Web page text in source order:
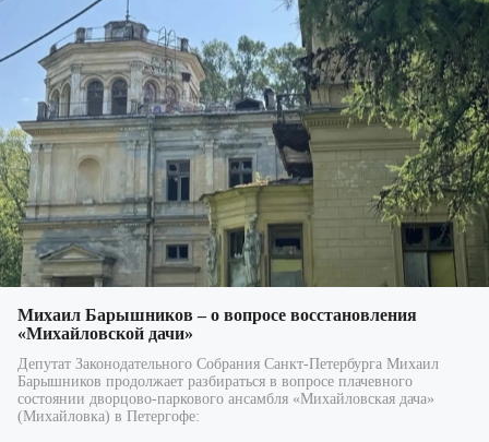
Михаил Барышников – о вопросе восстановления
«Михайловской дачи»
Депутат Законодательного Собрания Санкт-Петербурга Михаил
Барышников продолжает разбираться в вопросе плачевного
состоянии дворцово-паркового ансамбля «Михайловская дача»
(Михайловка) в Петергофе: